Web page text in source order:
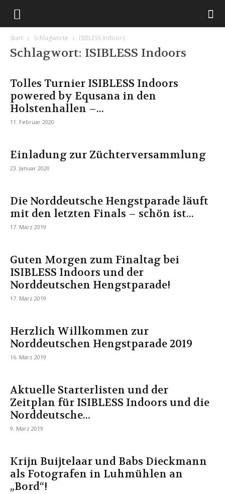
Start Schlagworte ISIBLESS Indoors
Schlagwort: ISIBLESS Indoors
Tolles Turnier ISIBLESS Indoors
powered by Equsana in den
Holstenhallen –...
11. Februar 2020
Einladung zur Züchterversammlung
23. Januar 2020
Die Norddeutsche Hengstparade läuft
mit den letzten Finals – schön ist...
17. März 2019
Guten Morgen zum Finaltag bei
ISIBLESS Indoors und der
Norddeutschen Hengstparade!
17. März 2019
Herzlich Willkommen zur
Norddeutschen Hengstparade 2019
16. März 2019
Aktuelle Starterlisten und der
Zeitplan für ISIBLESS Indoors und die
Norddeutsche...
9. März 2019
Krijn Buijtelaar und Babs Dieckmann
als Fotografen in Luhmühlen an
„Bord“!